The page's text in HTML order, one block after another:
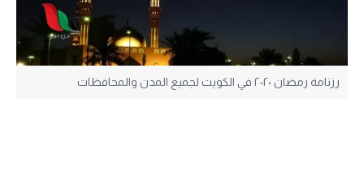
رزنامة رمضان ٢٠٢٠ في الكويت لجميع المدن والمحافظات